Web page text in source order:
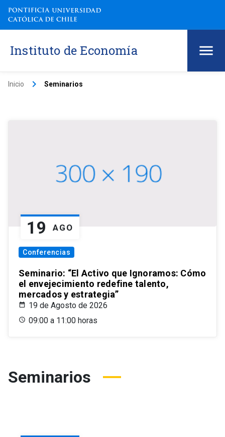
Instituto de Economía
Inicio keyboard_arrow_right Seminarios
19 AGO
Conferencias
Seminario: “El Activo que Ignoramos: Cómo
el envejecimiento redefine talento,
mercados y estrategia”
19 de Agosto de 2026
09:00 a 11:00 horas
Seminarios